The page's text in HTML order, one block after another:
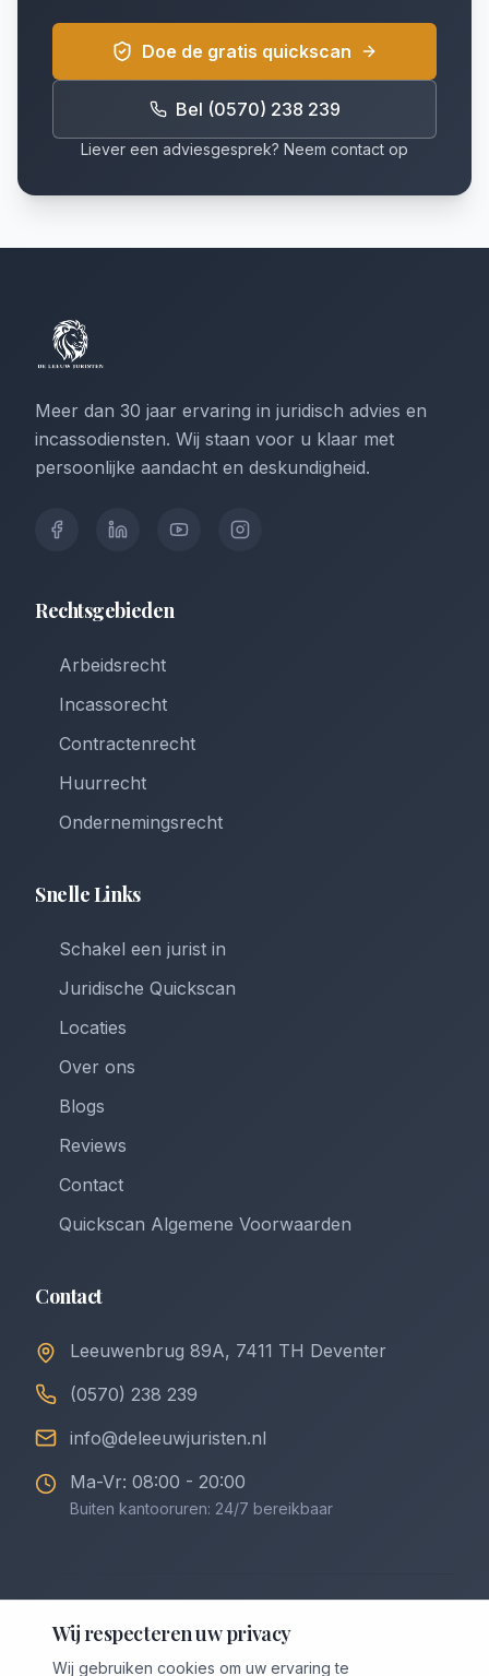
Doe de gratis quickscan
Bel (0570) 238 239
Liever een adviesgesprek? Neem contact op
Meer dan 30 jaar ervaring in juridisch advies en
incassodiensten. Wij staan voor u klaar met
persoonlijke aandacht en deskundigheid.
Rechtsgebieden
Arbeidsrecht
Incassorecht
Contractenrecht
Huurrecht
Ondernemingsrecht
Snelle Links
Schakel een jurist in
Juridische Quickscan
Locaties
Over ons
Blogs
Reviews
Contact
Quickscan Algemene Voorwaarden
Contact
Leeuwenbrug 89A, 7411 TH Deventer
(0570) 238 239
info@deleeuwjuristen.nl
Ma-Vr: 08:00 - 20:00
Buiten kantooruren: 24/7 bereikbaar
2026
De Leeuw Incasso & Juristen. Alle rechten
voorbehouden.
Wij respecteren uw privacy
Wij gebruiken cookies om uw ervaring te